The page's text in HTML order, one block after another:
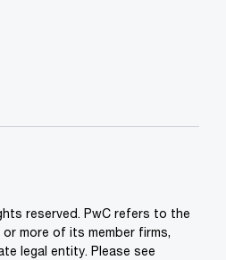
reserved. PwC refers to the
more of its member firms,
legal entity. Please see